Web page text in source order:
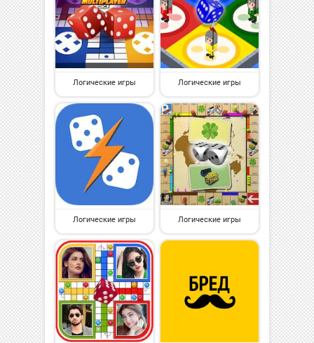
Логические игры Логические игры
Логические игры Логические игры